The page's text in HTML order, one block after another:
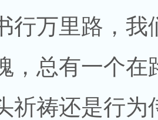
行万里路，我
，总有一个在
祈祷还是行为